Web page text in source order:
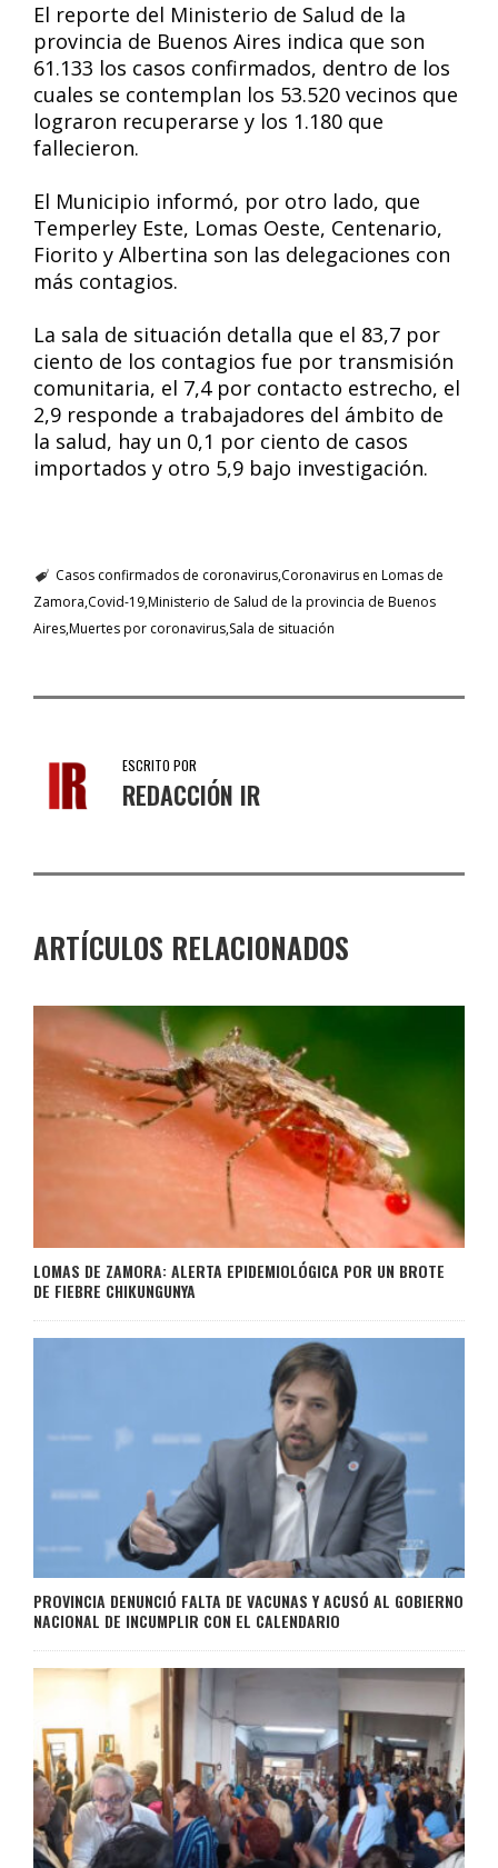
El reporte del Ministerio de Salud de la
provincia de Buenos Aires indica que son
61.133 los casos confirmados, dentro de los
cuales se contemplan los 53.520 vecinos que
lograron recuperarse y los 1.180 que
fallecieron.
El Municipio informó, por otro lado, que
Temperley Este, Lomas Oeste, Centenario,
Fiorito y Albertina son las delegaciones con
más contagios.
La sala de situación detalla que el 83,7 por
ciento de los contagios fue por transmisión
comunitaria, el 7,4 por contacto estrecho, el
2,9 responde a trabajadores del ámbito de
la salud, hay un 0,1 por ciento de casos
importados y otro 5,9 bajo investigación.
Casos confirmados de coronavirusCoronavirus en Lomas de
Zamora Covid-19Ministerio de Salud de la provincia de Buenos
AiresMuertes por coronavirus Sala de situación
ESCRITO POR
REDACCIÓN IR
ARTÍCULOS RELACIONADOS
LOMAS DE ZAMORA: ALERTA EPIDEMIOLÓGICA POR UN BROTE
DE FIEBRE CHIKUNGUNYA
PROVINCIA DENUNCIÓ FALTA DE VACUNAS Y ACUSÓ AL GOBIERNO
NACIONAL DE INCUMPLIR CON EL CALENDARIO